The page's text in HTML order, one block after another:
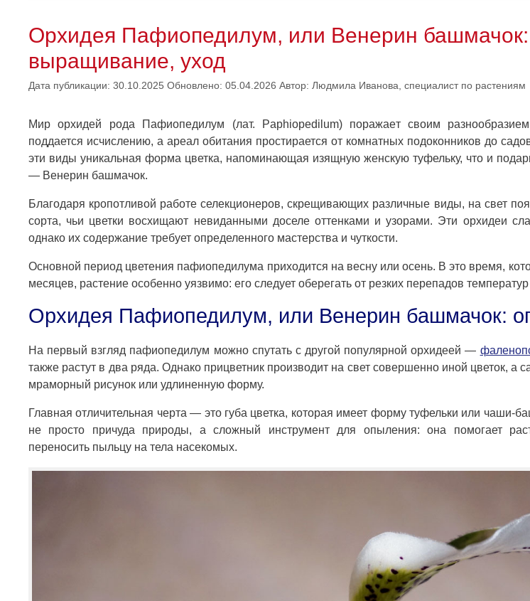
Орхидея Пафиопедилум, или Венерин башмачок:
выращивание, уход
Дата публикации: 30.10.2025 Обновлено: 05.04.2026 Автор: Людмила Иванова, специалист по растениям
Мир орхидей рода Пафиопедилум (лат. Paphiopedilum) поражает своим
поддается исчислению, а ареал обитания простирается от комнатных подоконников до
эти виды уникальная форма цветка, напоминающая изящную женскую туфельку, что и
— Венерин башмачок.
Благодаря кропотливой работе селекционеров, скрещивающих различные виды, на свет
сорта, чьи цветки восхищают невиданными доселе оттенками и узорами. Эти орхидеи
однако их содержание требует определенного мастерства и чуткости.
Основной период цветения пафиопедилума приходится на весну или осень. В это время,
месяцев, растение особенно уязвимо: его следует оберегать от резких перепадов температур
Орхидея Пафиопедилум, или Венерин башмачок:
На первый взгляд пафиопедилум можно спутать с другой популярной орхидеей —
также растут в два ряда. Однако прицветник производит на свет совершенно иной цветок, а
мраморный рисунок или удлиненную форму.
Главная отличительная черта — это губа цветка, которая имеет форму туфельки или чаши-
не просто причуда природы, а сложный инструмент для опыления: она помогает
переносить пыльцу на тела насекомых.